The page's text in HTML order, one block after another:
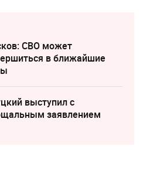
СВО может
в ближайшие
выступил с
заявлением